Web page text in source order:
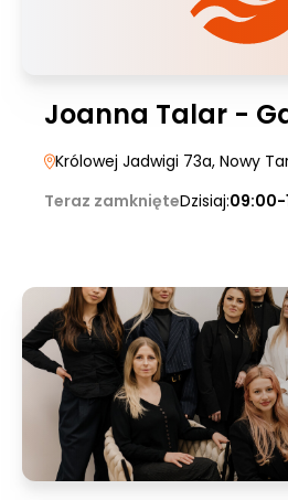
Joanna Talar -
Królowej Jadwigi 73a, Nowy
Teraz zamknięteDzisiaj:09:00-